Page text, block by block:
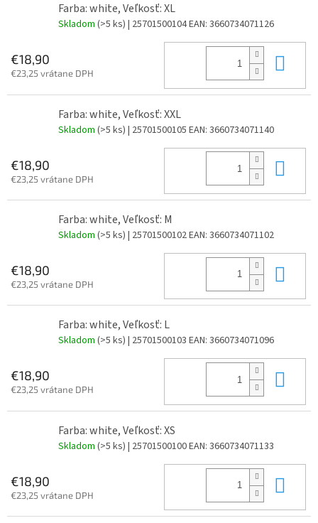
Farba: white, Veľkosť: XL
Skladom (>5 ks) | 25701500104EAN: 3660734071126
€18,90
€23,25 vrátane DPH
Farba: white, Veľkosť: XXL
Skladom (>5 ks) | 25701500105 EAN: 3660734071140
€18,90
€23,25 vrátane DPH
Farba: white, Veľkosť: M
Skladom (>5 ks) | 25701500102EAN: 3660734071102
€18,90
€23,25 vrátane DPH
Farba: white, Veľkosť: L
Skladom (>5 ks) | 25701500103 EAN: 3660734071096
€18,90
€23,25 vrátane DPH
Farba: white, Veľkosť: XS
Skladom (>5 ks) | 25701500100EAN: 3660734071133
€18,90
€23,25 vrátane DPH